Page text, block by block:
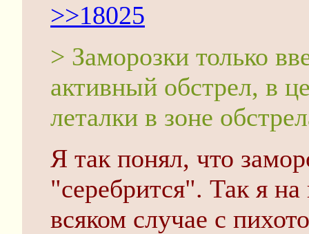
>>18025
> Заморозки только
активный обстрел, в
леталки в зоне
Я так понял, что
"серебрится". Так я
всяком случае с